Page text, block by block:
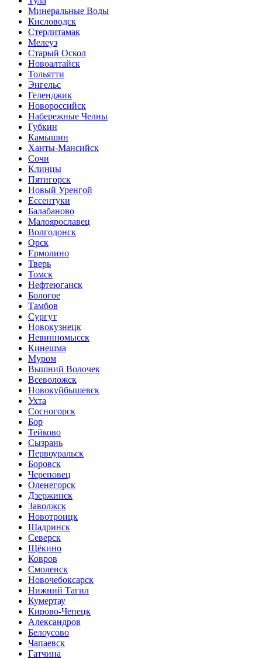
Минеральные Воды
Кисловодск
Стерлитамак
Мелеуз
Старый Оскол
Новоалтайск
Тольятти
Энгельс
Геленджик
Новороссийск
Набережные Челны
Губкин
Камышин
Ханты-Мансийск
Сочи
Клинцы
Пятигорск
Новый Уренгой
Ессентуки
Балабаново
Малоярославец
Волгодонск
Орск
Ермолино
Тверь
Томск
Нефтеюганск
Бологое
Тамбов
Сургут
Новокузнецк
Невинномысск
Кинешма
Муром
Вышний Волочек
Всеволожск
Новокуйбышевск
Ухта
Сосногорск
Бор
Тейково
Сызрань
Первоуральск
Боровск
Череповец
Оленегорск
Дзержинск
Заволжск
Новотроицк
Шадринск
Северск
Щёкино
Ковров
Смоленск
Новочебоксарск
Нижний Тагил
Кумертау
Кирово-Чепецк
Александров
Белоусово
Чапаевск
Гатчина